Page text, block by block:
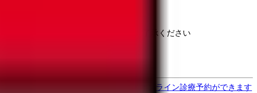
日時と異なる場合がありますのでご了承ください
歯医者さんの対面診療予約・オンライン診療予約ができます